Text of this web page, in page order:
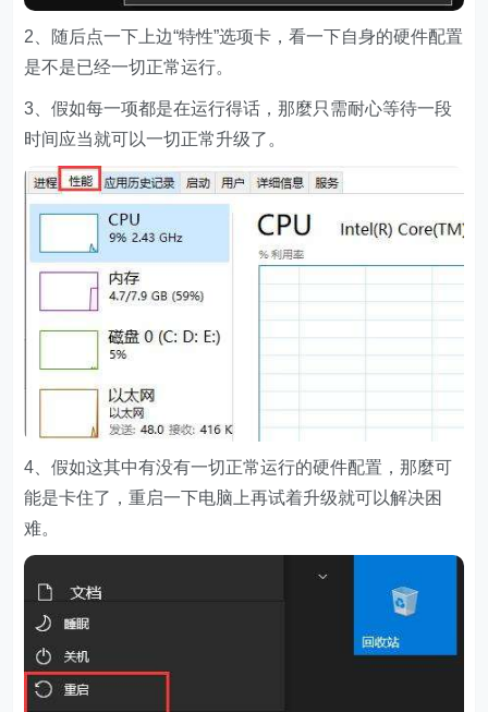
2、随后点一下上边“特性”选项卡，看一下自身的硬件配置
是不是已经一切正常运行。
3、假如每一项都是在运行得话，那麼只需耐心等待一段
时间应当就可以一切正常升级了。
4、假如这其中有没有一切正常运行的硬件配置，那麼可
能是卡住了，重启一下电脑上再试着升级就可以解决困
难。